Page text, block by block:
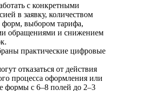
с конкретными
в заявку, количеством
форм, выбором тарифа,
обращениями и снижением
практические цифровые
отказаться от действия
процесса оформления или
формы с 6–8 полей до 2–3